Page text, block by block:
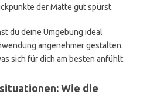
der Matte gut spürst.
du deine Umgebung ideal
angenehmer gestalten.
sich für dich am besten anfühlt.
Wie die